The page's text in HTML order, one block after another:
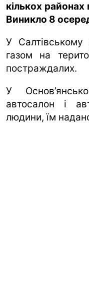
ua ru en
кількох районах
Виникло 8
У Салтівському
газом на
постраждалих.
У
автосалон і
людини, їм